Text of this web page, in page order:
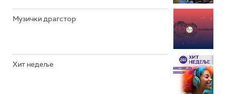
Музички драгстор
Хит недеље